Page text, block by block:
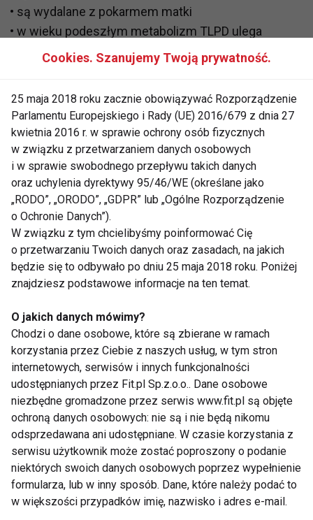
• są wydalane z pokarmem matki
• w wieku podeszłym metabolizm TLPD ulega
osłabieniu
Zastosowane TLPD
• Depresje o różnej etiologii
• Dystymia
• Lęk napadowy
• Moczenie nocne
• Zespoły natręctw
• Zespoły bólowe (gł. ból psychogenny)
• Zespoły hiperkinetyczne u dzieci
• Nerwice pourazowe
Działania niepożądane TLPD
• Wpływ na receptor M1:Działanie cholinolitczne:
-suchość w ustach, zaparcia, zaburzenia widzenia,
senność, napad jaskry, tachykardia, zab.
świadomości
• Wpływ na receptory H1i H2:działanie
przeciwhistaminowe
-zwiększenie masy ciała
-sedacja, senność, wpływ hipotensyjny
• Wpływ na receptory alfa1:działanie adrenolityczne
Cookies. Szanujemy Twoją prywatność.
25 maja 2018 roku zacznie obowiązywać Rozporządzenie
Parlamentu Europejskiego i Rady (UE) 2016/679 z dnia 27
kwietnia 2016 r. w sprawie ochrony osób fizycznych
w związku z przetwarzaniem danych osobowych
i w sprawie swobodnego przepływu takich danych
oraz uchylenia dyrektywy 95/46/WE (określane jako
„RODO”, „ORODO”, „GDPR” lub „Ogólne Rozporządzenie
o Ochronie Danych”).
W związku z tym chcielibyśmy poinformować Cię
o przetwarzaniu Twoich danych oraz zasadach, na jakich
będzie się to odbywało po dniu 25 maja 2018 roku. Poniżej
znajdziesz podstawowe informacje na ten temat.
O jakich danych mówimy?
Chodzi o dane osobowe, które są zbierane w ramach
korzystania przez Ciebie z naszych usług, w tym stron
internetowych, serwisów i innych funkcjonalności
udostępnianych przez Fit.pl Sp.z.o.o.. Dane osobowe
niezbędne gromadzone przez serwis www.fit.pl są objęte
ochroną danych osobowych: nie są i nie będą nikomu
odsprzedawana ani udostępniane. W czasie korzystania z
serwisu użytkownik może zostać poproszony o podanie
niektórych swoich danych osobowych poprzez wypełnienie
formularza, lub w inny sposób. Dane, które należy podać to
w większości przypadków imię, nazwisko i adres e-mail.